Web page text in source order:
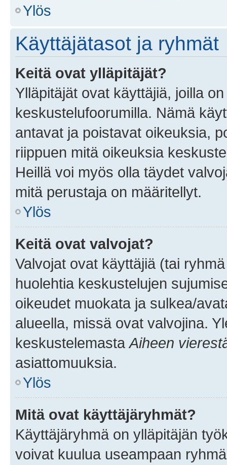
Ylös
Käyttäjätasot ja ryhmät
Keitä ovat ylläpitäjät?
Ylläpitäjät ovat käyttäjiä, joilla
keskustelufoorumilla. Nämä
antavat ja poistavat oikeuksia,
riippuen mitä oikeuksia
Heillä voi myös olla täydet
mitä perustaja on määritellyt.
Ylös
Keitä ovat valvojat?
Valvojat ovat käyttäjiä (tai
huolehtia keskustelujen
oikeudet muokata ja sulkea/
alueella, missä ovat valvojina.
keskustelemasta Aiheen
asiattomuuksia.
Ylös
Mitä ovat käyttäjäryhmät?
Käyttäjäryhmä on ylläpitäjän
voivat kuulua useampaan